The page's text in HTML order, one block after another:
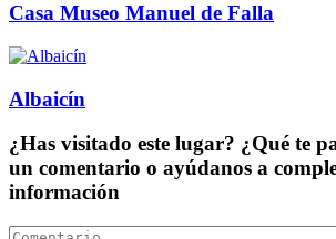
Casa Museo Manuel de Falla
Albaicín
¿Has visitado este lugar? ¿Qué te
un comentario o ayúdanos a
información